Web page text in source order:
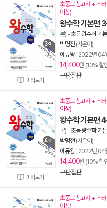
미리보기
초중고 참고서 + 스
이상)
왕수학 기본편
본) -초등 왕수학 기
박명전(지은이)
에듀왕| 2022년 04
14,400원 (10% 할
구판절판
미리보기
초중고 참고서 + 스
이상)
왕수학 기본편
본) -초등 왕수학 기
박명전(지은이)
에듀왕| 2022년 04
14,400원 (10% 할
구판절판
초중고 참고서 + 스
이상)